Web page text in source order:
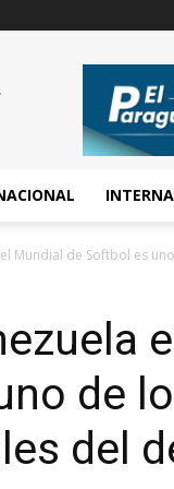
Mundial de Softbol es
de
del